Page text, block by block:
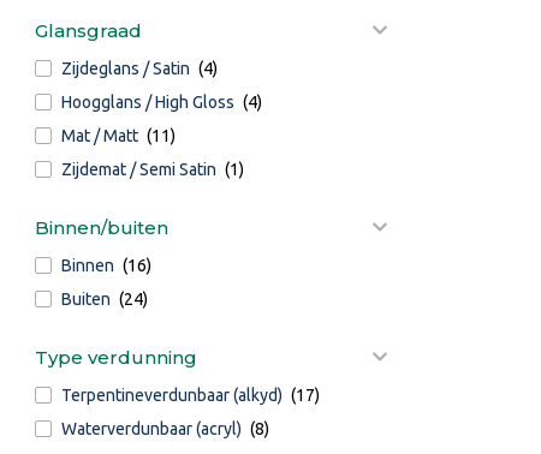
Glansgraad
Zijdeglans / Satin (4)
Hoogglans / High Gloss (4)
Mat / Matt (11)
Zijdemat / Semi Satin (1)
Binnen/buiten
Binnen (16)
Buiten (24)
Type verdunning
Terpentineverdunbaar (alkyd) (17)
Waterverdunbaar (acryl) (8)